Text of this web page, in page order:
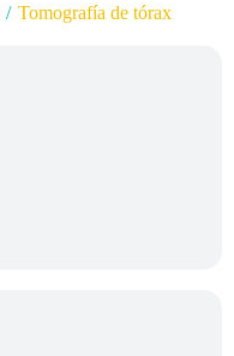
Tomografía de tórax